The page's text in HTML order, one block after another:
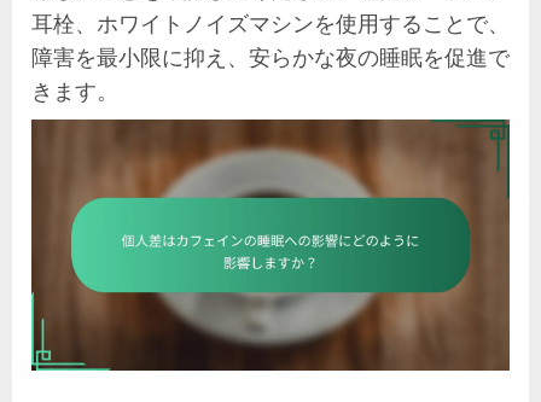
耳栓、ホワイトノイズマシンを使用することで、
障害を最小限に抑え、安らかな夜の睡眠を促進で
きます。